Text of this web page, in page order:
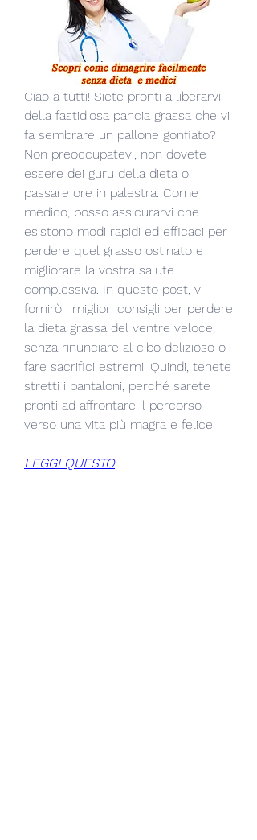
Ciao a tutti! Siete pronti a liberarvi
della fastidiosa pancia grassa che vi
fa sembrare un pallone gonfiato?
Non preoccupatevi, non dovete
essere dei guru della dieta o
passare ore in palestra. Come
medico, posso assicurarvi che
esistono modi rapidi ed efficaci per
perdere quel grasso ostinato e
migliorare la vostra salute
complessiva. In questo post, vi
fornirò i migliori consigli per perdere
la dieta grassa del ventre veloce,
senza rinunciare al cibo delizioso o
fare sacrifici estremi. Quindi, tenete
stretti i pantaloni, perché sarete
pronti ad affrontare il percorso
verso una vita più magra e felice!
LEGGI QUESTO